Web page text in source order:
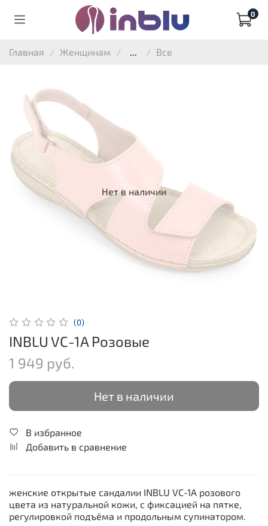
0
Главная Женщинам ... Все
Нет в наличии
(0)
INBLU VC-1A Розовые
1 949 руб.
Нет в наличии
В избранное
Добавить в сравнение
женские открытые сандалии INBLU VC-1A розового
цвета из натуральной кожи, с фиксацией на пятке,
регулировкой подъёма и продольным супинатором.